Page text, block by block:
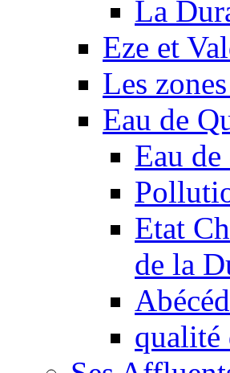
La
Eze et
Les
Eau de
Eau
Etat
de la
qualité